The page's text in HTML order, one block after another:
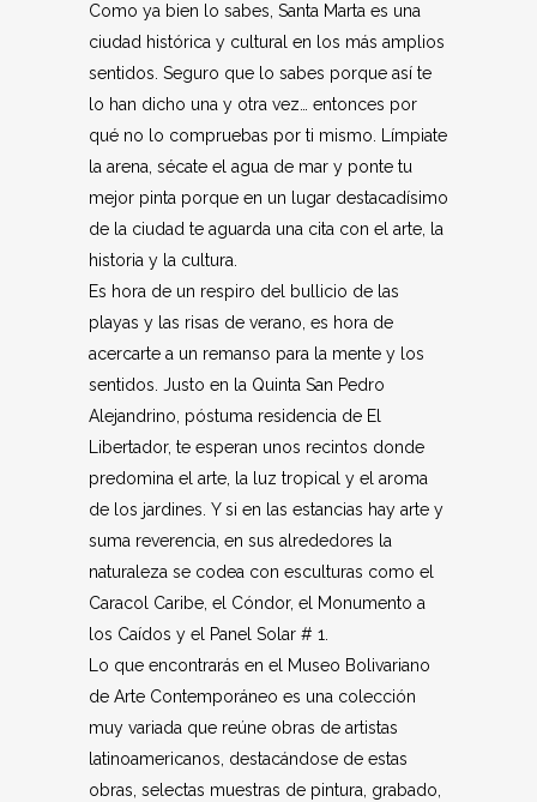
Como ya bien lo sabes, Santa Marta es una
ciudad histórica y cultural en los más amplios
sentidos. Seguro que lo sabes porque así te
lo han dicho una y otra vez… entonces por
qué no lo compruebas por ti mismo. Límpiate
la arena, sécate el agua de mar y ponte tu
mejor pinta porque en un lugar destacadísimo
de la ciudad te aguarda una cita con el arte, la
historia y la cultura.
Es hora de un respiro del bullicio de las
playas y las risas de verano, es hora de
acercarte a un remanso para la mente y los
sentidos. Justo en la Quinta San Pedro
Alejandrino, póstuma residencia de El
Libertador, te esperan unos recintos donde
predomina el arte, la luz tropical y el aroma
de los jardines. Y si en las estancias hay arte y
suma reverencia, en sus alrededores la
naturaleza se codea con esculturas como el
Caracol Caribe, el Cóndor, el Monumento a
los Caídos y el Panel Solar # 1.
Lo que encontrarás en el Museo Bolivariano
de Arte Contemporáneo es una colección
muy variada que reúne obras de artistas
latinoamericanos, destacándose de estas
obras, selectas muestras de pintura, grabado,